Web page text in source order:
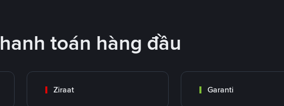
toán hàng đầu
Ziraat Garanti